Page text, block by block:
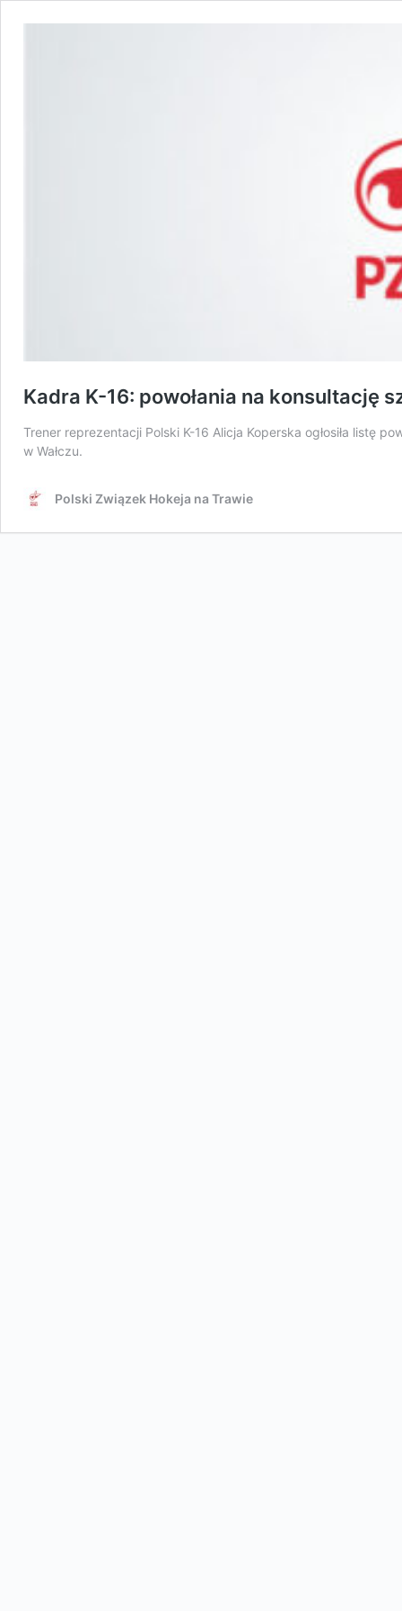
Kadra K-16: powołania na konsultację
Trener reprezentacji Polski K-16 Alicja Koperska ogłosiła listę
w Wałczu.
Polski Związek Hokeja na Trawie